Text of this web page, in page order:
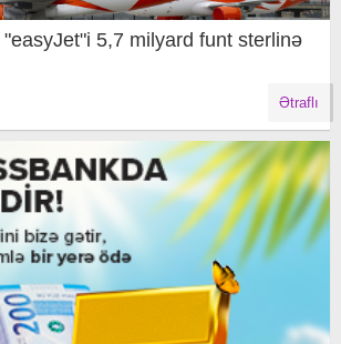
5,7 milyard funt sterlinə
Ətraflı